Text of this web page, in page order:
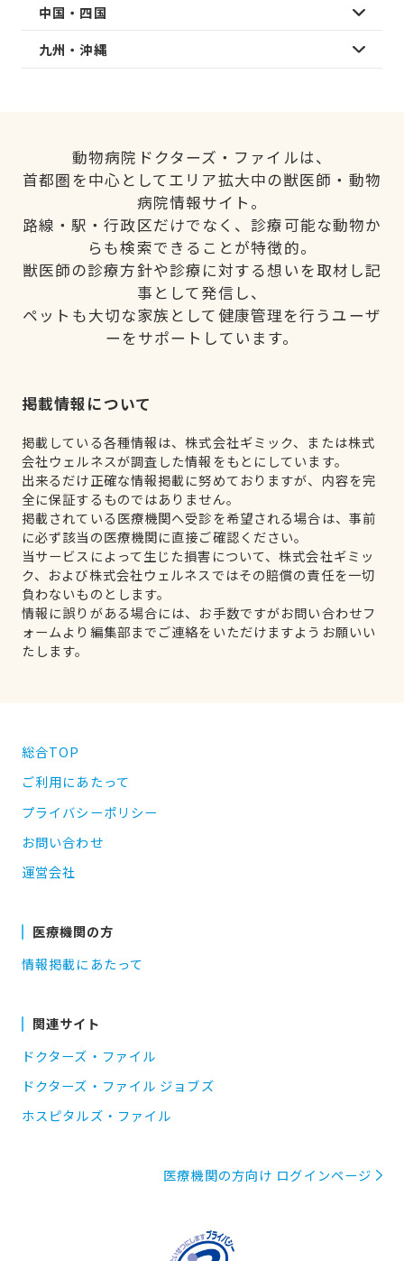
中国・四国
九州・沖縄
動物病院ドクターズ・ファイルは、
首都圏を中心としてエリア拡大中の獣医師・動物
病院情報サイト。
路線・駅・行政区だけでなく、診療可能な動物か
らも検索できることが特徴的。
獣医師の診療方針や診療に対する想いを取材し記
事として発信し、
ペットも大切な家族として健康管理を行うユーザ
ーをサポートしています。
掲載情報について
掲載している各種情報は、株式会社ギミック、または株式
会社ウェルネスが調査した情報をもとにしています。
出来るだけ正確な情報掲載に努めておりますが、内容を完
全に保証するものではありません。
掲載されている医療機関へ受診を希望される場合は、事前
に必ず該当の医療機関に直接ご確認ください。
当サービスによって生じた損害について、株式会社ギミッ
ク、および株式会社ウェルネスではその賠償の責任を一切
負わないものとします。
情報に誤りがある場合には、お手数ですがお問い合わせフ
ォームより編集部までご連絡をいただけますようお願いい
たします。
総合TOP
ご利用にあたって
プライバシーポリシー
お問い合わせ
運営会社
医療機関の方
情報掲載にあたって
関連サイト
ドクターズ・ファイル
ドクターズ・ファイル ジョブズ
ホスピタルズ・ファイル
医療機関の方向け ログインページ